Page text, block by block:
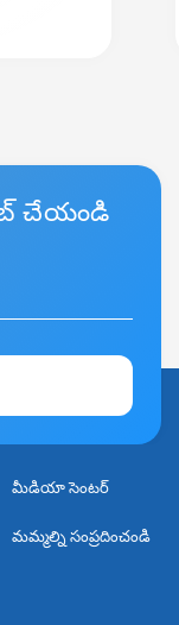
చేయండి
మీడియా సెంటర్
మమ్మల్ని సంప్రదించండి